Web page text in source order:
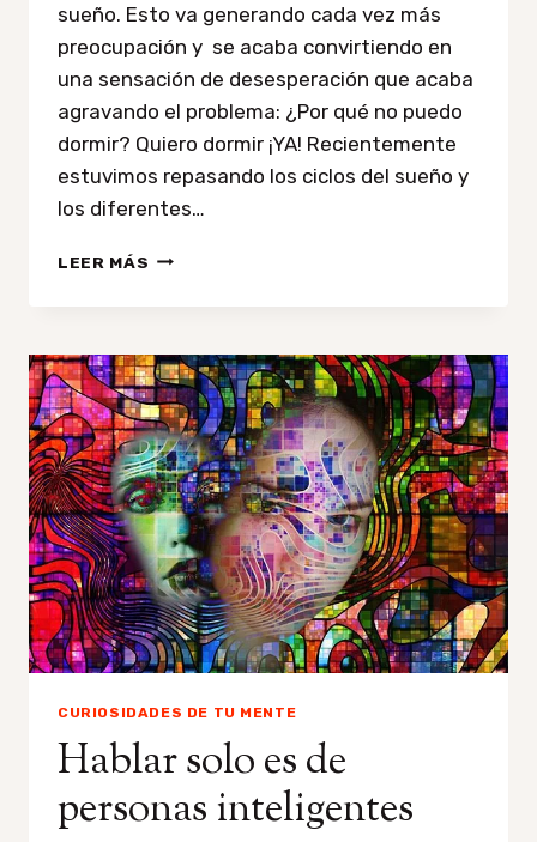
sueño. Esto va generando cada vez más
preocupación y se acaba convirtiendo en
una sensación de desesperación que acaba
agravando el problema: ¿Por qué no puedo
dormir? Quiero dormir ¡YA! Recientemente
estuvimos repasando los ciclos del sueño y
los diferentes…
LEER MÁS ¿POR
DORMIR?
TRUCOS
CONTRA
EL
INSOMNIO
CURIOSIDADES DE TU MENTE
Hablar solo es de
personas inteligentes